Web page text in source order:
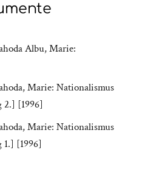
Albu, Marie:
Marie: Nationalismus
2.] [1996]
Marie: Nationalismus
1.] [1996]